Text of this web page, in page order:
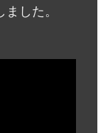
した。